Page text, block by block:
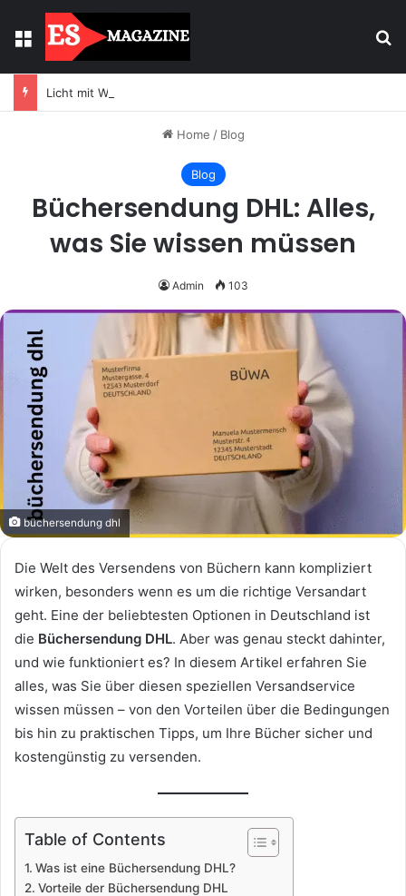
Menu
Home / Blog
Blog
Büchersendung DHL: Alles,
was Sie wissen müssen
Admin 103
büchersendung dhl
Die Welt des Versendens von Büchern kann kompliziert
wirken, besonders wenn es um die richtige Versandart
geht. Eine der beliebtesten Optionen in Deutschland ist
die Büchersendung DHL. Aber was genau steckt dahinter,
und wie funktioniert es? In diesem Artikel erfahren Sie
alles, was Sie über diesen speziellen Versandservice
wissen müssen – von den Vorteilen über die Bedingungen
bis hin zu praktischen Tipps, um Ihre Bücher sicher und
kostengünstig zu versenden.
Table of Contents
Was ist eine Büchersendung DHL?
Vorteile der Büchersendung DHL